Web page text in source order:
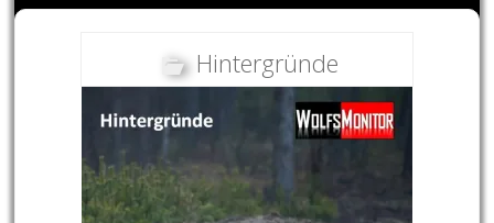
Hintergründe